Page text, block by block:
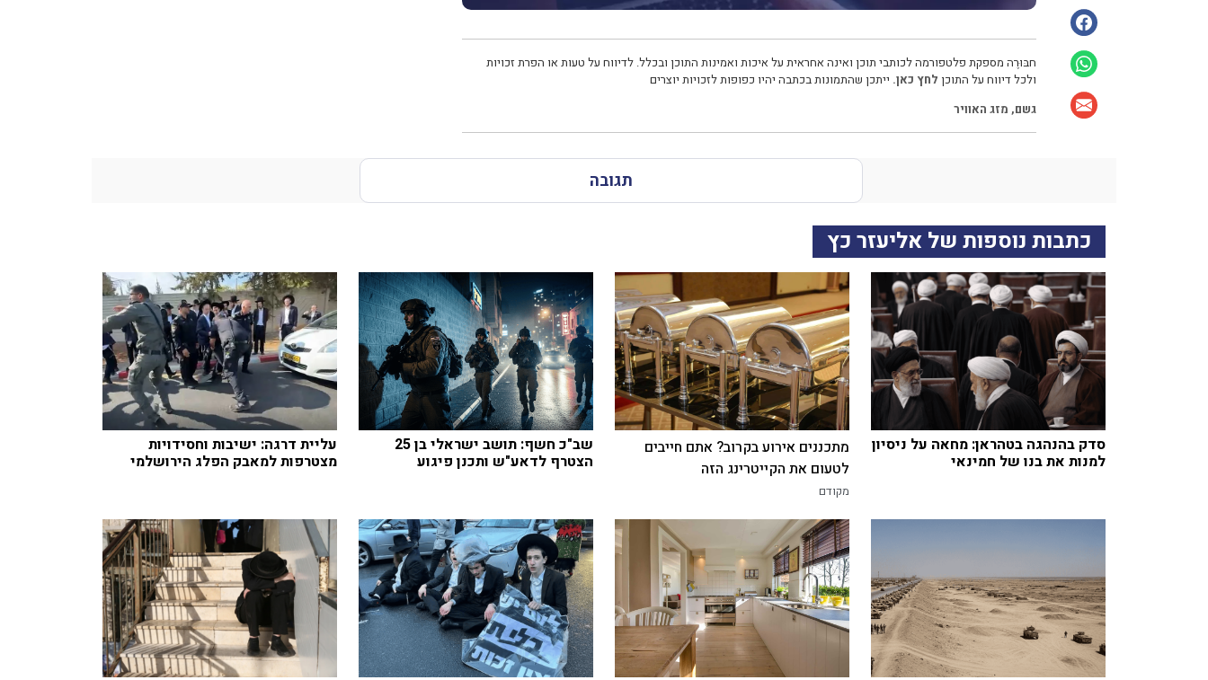
חבּוּרֶה מספקת פלטפורמה לכותבי תוכן ואינה אחראית על איכות ואמינות התוכן ובכלל. לדיווח על טעות או הפרת זכויות
ולכל דיווח על התוכן לחץ כאן. ייתכן שהתמונות בכתבה יהיו כפופות לזכויות יוצרים
גשם, מזג האוויר
תגובה
כתבות נוספות של אליעזר כץ
סדק בהנהגה בטהראן: מחאה על ניסיון
למנות את בנו של חמינאי
מתכננים אירוע בקרוב? אתם חייבים
לטעום את הקייטרינג הזה
מקודם
שב"כ חשף: תושב ישראלי בן 25
הצטרף לדאע"ש ותכנן פיגוע
עליית דרגה: ישיבות וחסידויות
מצטרפות למאבק הפלג הירושלמי